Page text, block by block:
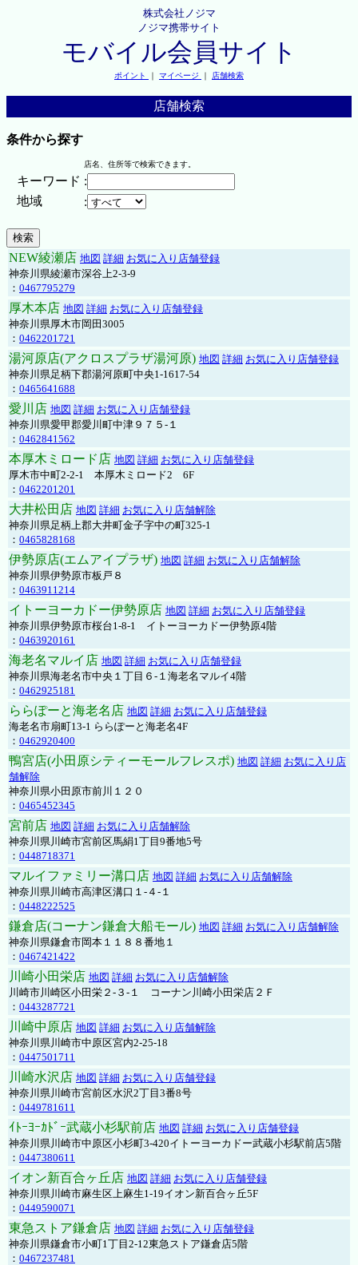
株式会社ノジマ
ノジマ携帯サイト
モバイル会員サイト
ポイント ｜ マイページ ｜ 店舗検索
店舗検索
条件から探す
店名、住所等で検索できます。
キーワード :
地域
:
NEW綾瀬店 地図 詳細 お気に入り店舗登録
神奈川県綾瀬市深谷上2-3-9
： 0467795279
厚木本店 地図 詳細 お気に入り店舗登録
神奈川県厚木市岡田3005
： 0462201721
湯河原店(アクロスプラザ湯河原) 地図 詳細 お気に入り店舗登録
神奈川県足柄下郡湯河原町中央1-1617-54
： 0465641688
愛川店 地図 詳細 お気に入り店舗登録
神奈川県愛甲郡愛川町中津９７５-１
： 0462841562
本厚木ミロード店 地図 詳細 お気に入り店舗登録
厚木市中町2-2-1 本厚木ミロード2 6F
： 0462201201
大井松田店 地図 詳細 お気に入り店舗解除
神奈川県足柄上郡大井町金子字中の町325-1
： 0465828168
伊勢原店(エムアイプラザ) 地図 詳細 お気に入り店舗解除
神奈川県伊勢原市板戸８
： 0463911214
イトーヨーカドー伊勢原店 地図 詳細 お気に入り店舗登録
神奈川県伊勢原市桜台1-8-1 イトーヨーカドー伊勢原4階
： 0463920161
海老名マルイ店 地図 詳細 お気に入り店舗登録
神奈川県海老名市中央１丁目６-１海老名マルイ4階
： 0462925181
ららぽーと海老名店 地図 詳細 お気に入り店舗登録
海老名市扇町13-1 ららぽーと海老名4F
： 0462920400
鴨宮店(小田原シティーモールフレスポ) 地図 詳細 お気に入り店
舗解除
神奈川県小田原市前川１２０
： 0465452345
宮前店 地図 詳細 お気に入り店舗解除
神奈川県川崎市宮前区馬絹1丁目9番地5号
： 0448718371
マルイファミリー溝口店 地図 詳細 お気に入り店舗解除
神奈川県川崎市高津区溝口１-４-１
： 0448222525
鎌倉店(コーナン鎌倉大船モール) 地図 詳細 お気に入り店舗解除
神奈川県鎌倉市岡本１１８８番地１
： 0467421422
川崎小田栄店 地図 詳細 お気に入り店舗解除
川崎市川崎区小田栄２‐３‐１ コーナン川崎小田栄店２Ｆ
： 0443287721
川崎中原店 地図 詳細 お気に入り店舗解除
神奈川県川崎市中原区宮内2-25-18
： 0447501711
川崎水沢店 地図 詳細 お気に入り店舗登録
神奈川県川崎市宮前区水沢2丁目3番8号
： 0449781611
ｲﾄｰﾖｰｶﾄﾞｰ武蔵小杉駅前店 地図 詳細 お気に入り店舗登録
神奈川県川崎市中原区小杉町3-420イトーヨーカドー武蔵小杉駅前店5階
： 0447380611
イオン新百合ヶ丘店 地図 詳細 お気に入り店舗登録
神奈川県川崎市麻生区上麻生1-19イオン新百合ヶ丘5F
： 0449590071
東急ストア鎌倉店 地図 詳細 お気に入り店舗登録
神奈川県鎌倉市小町1丁目2-12東急ストア鎌倉店5階
： 0467237481